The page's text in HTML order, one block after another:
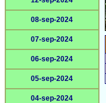
08-sep-2024
07-sep-2024
06-sep-2024
05-sep-2024
04-sep-2024